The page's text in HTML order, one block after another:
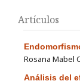
Artículos
Rosana Mabel
Análisis del